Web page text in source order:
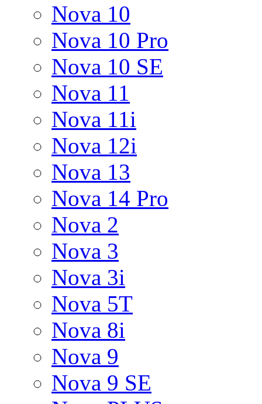
Nova 10
Nova 10 Pro
Nova 10 SE
Nova 11
Nova 11i
Nova 12i
Nova 13
Nova 14 Pro
Nova 2
Nova 3
Nova 3i
Nova 5T
Nova 8i
Nova 9
Nova 9 SE